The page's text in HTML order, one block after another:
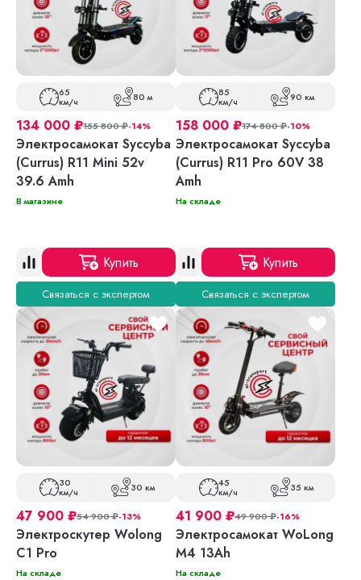
65
км/ч 80 м
134 000 ₽155 800₽-14%
Электросамокат Syccyba
(Currus) R11 Mini 52v
39.6 Amh
В магазине
Купить
Связаться с экспертом
85
км/ч 90 км
158 000 ₽174 800₽-10%
Электросамокат Syccyba
(Currus) R11 Pro 60V 38
Amh
На складе
Купить
Связаться с экспертом
30
км/ч 30 км
47 900 ₽54 900₽-13%
Электроскутер Wolong
C1 Pro
На складе
45
км/ч 35 км
41 900 ₽49 900₽-16%
Электросамокат WoLong
M4 13Ah
На складе